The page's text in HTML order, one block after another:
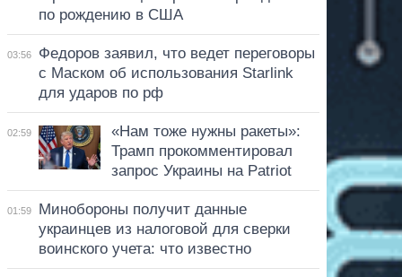
по рождению в США
03:56
Федоров заявил, что ведет переговоры
с Маском об использования Starlink
для ударов по рф
02:59
«Нам тоже нужны ракеты»:
Трамп прокомментировал
запрос Украины на Patriot
01:59
Минобороны получит данные
украинцев из налоговой для сверки
воинского учета: что известно